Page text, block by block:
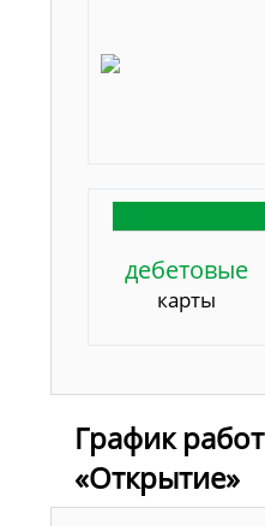
дебетовые
карты
График
«Открытие»